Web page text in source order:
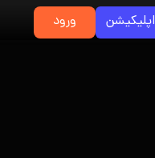
اپلیکیشن ورود